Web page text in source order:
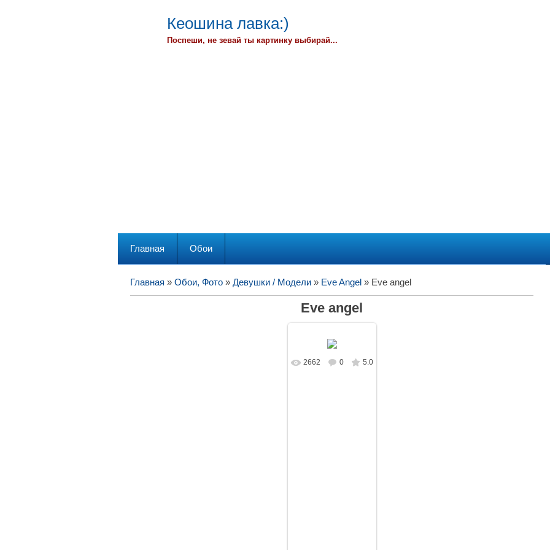
Кеошина лавка:)
Поспеши, не зевай ты картинку выбирай...
Главная Обои
Главная » Обои, Фото » Девушки / Модели » Eve Angel » Eve angel
Eve angel
В реальном
2662 0 5.0